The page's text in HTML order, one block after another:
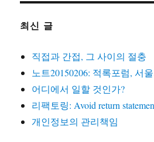
최신 글
직접과 간접, 그 사이의 절충
노트20150206: 적록포럼, 서
어디에서 일할 것인가?
리팩토링: Avoid return
개인정보의 관리책임